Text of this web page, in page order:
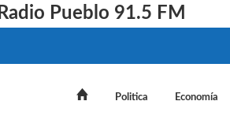
Radio Pueblo 91.5 FM
Politica Economía